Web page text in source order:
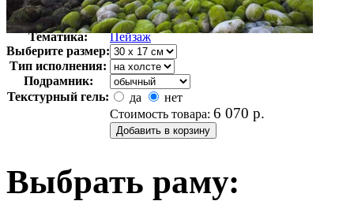
Автор:
Неизвестно
Арт-стиль
Фотография
Тематика:
Пейзаж
Выберите размер:
Тип исполнения:
Подрамник:
Текстурный гель:
да
нет
Стоимость товара: 6 070 р.
Выбрать раму: